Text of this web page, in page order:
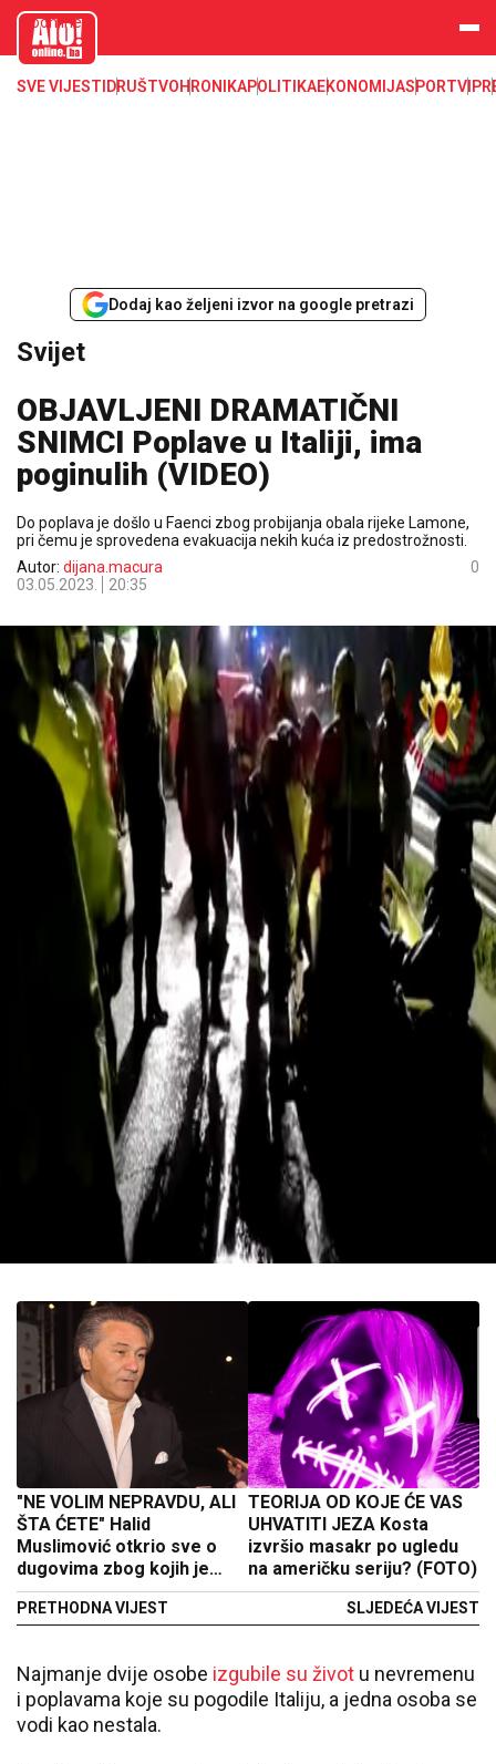
aloonline.b
SVE VIJESTI DRUŠTVOHRONIKAPOLITIKAEKONOMIJASPORTVIP
Dodaj kao željeni izvor na google pretrazi
Svijet
OBJAVLJENI DRAMATIČNI
SNIMCI Poplave u Italiji, ima
poginulih (VIDEO)
Do poplava je došlo u Faenci zbog probijanja obala rijeke Lamone,
pri čemu je sprovedena evakuacija nekih kuća iz predostrožnosti.
Autor: dijana.macura
03.05.2023.
20:35
0
"NE VOLIM NEPRAVDU, ALI
ŠTA ĆETE" Halid
Muslimović otkrio sve o
dugovima zbog kojih je
završio na sudu
PRETHODNA VIJEST
TEORIJA OD KOJE ĆE VAS
UHVATITI JEZA Kosta
izvršio masakr po ugledu
na američku seriju? (FOTO)
SLJEDEĆA VIJEST
Najmanje dvije osobe izgubile su život u nevremenu
i poplavama koje su pogodile Italiju, a jedna osoba se
vodi kao nestala.